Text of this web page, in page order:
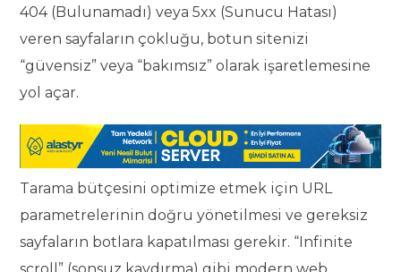
404 (Bulunamadı) veya 5xx (Sunucu Hatası)
veren sayfaların çokluğu, botun sitenizi
“güvensiz” veya “bakımsız” olarak işaretlemesine
yol açar.
Tarama bütçesini optimize etmek için URL
parametrelerinin doğru yönetilmesi ve gereksiz
sayfaların botlara kapatılması gerekir. “Infinite